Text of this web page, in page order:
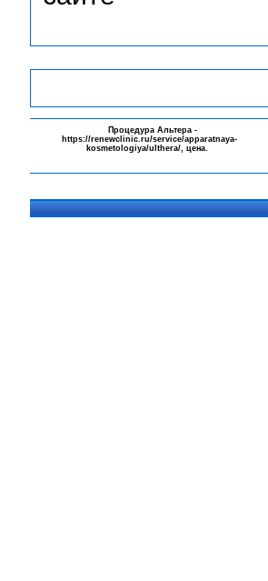
Процедура Альтера -
https://renewclinic.ru/service/apparatnaya-
kosmetologiya/ulthera/, цена.